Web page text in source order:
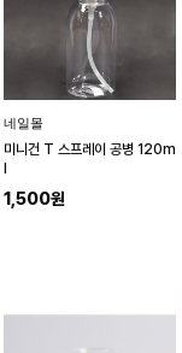
네일몰
미니건 T 스프레이 공병 120m
1,500원